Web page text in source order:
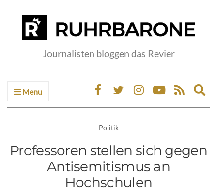
Journalisten bloggen das Revier
Menu
Politik
Professoren stellen sich gegen
Antisemitismus an
Hochschulen